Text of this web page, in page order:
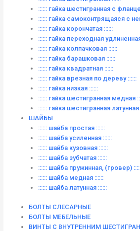
:::::: гайка шестигранная с
:::::: гайка самоконтрящаяся с
:::::: гайка корончатая ::::::
:::::: гайка переходная
:::::: гайка колпачковая ::::::
:::::: гайка барашковая ::::::
:::::: гайка квадратная ::::::
:::::: гайка врезная по дереву ::::::
:::::: гайка низкая ::::::
:::::: гайка шестигранная медная
:::::: гайка шестигранная латунная
ШАЙБЫ
:::::: шайба простая ::::::
:::::: шайба усиленная ::::::
:::::: шайба кузовная ::::::
:::::: шайба зубчатая ::::::
:::::: шайба пружинная, (гровер)
:::::: шайба медная ::::::
:::::: шайба латунная ::::::
БОЛТЫ СЛЕСАРНЫЕ
БОЛТЫ МЕБЕЛЬНЫЕ
ВИНТЫ С ВНУТРЕННИМ